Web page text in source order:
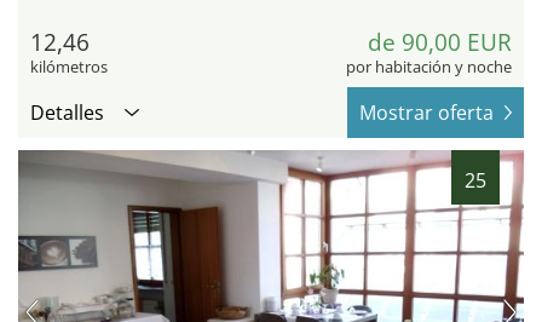
12,46
kilómetros
de 90,00 EUR
por habitación y noche
Detalles Mostrar oferta
25